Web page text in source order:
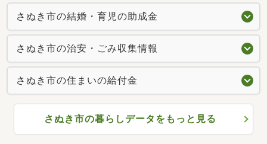
さぬき市の結婚・育児の助成金
さぬき市の治安・ごみ収集情報
さぬき市の住まいの給付金
さぬき市の暮らしデータをもっと見る